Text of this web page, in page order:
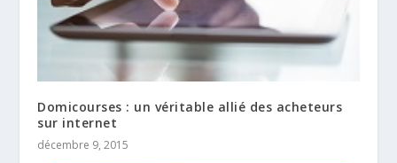
Domicourses : un véritable allié des acheteurs
sur internet
décembre 9, 2015